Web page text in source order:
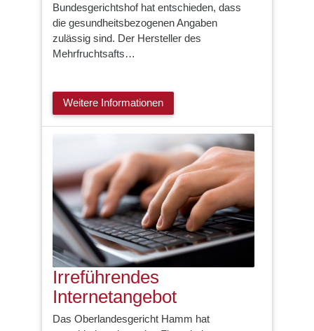
Bundesgerichtshof hat entschieden, dass
die gesundheitsbezogenen Angaben
zulässig sind. Der Hersteller des
Mehrfruchtsafts…
Weitere Informationen
Irreführendes
Internetangebot
Das Oberlandesgericht Hamm hat